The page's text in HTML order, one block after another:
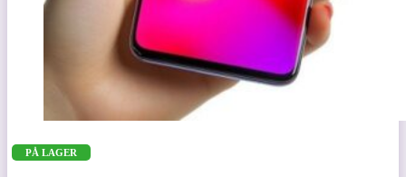
PÅ LAGER